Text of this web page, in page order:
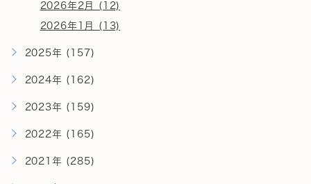
2026年2月 (12)
2026年1月 (13)
2025年 (157)
2024年 (162)
2023年 (159)
2022年 (165)
2021年 (285)